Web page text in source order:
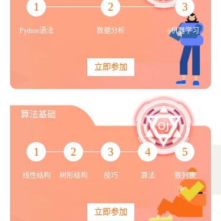
1
Python语法
2
数据分析
3
机器学习
立即参加
算法基础
1
线性结构
2
树形结构
3
技巧
4
算法
5
散列表
立即参加